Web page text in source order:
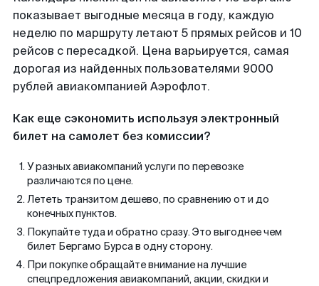
показывает выгодные месяца в году, каждую
неделю по маршруту летают 5 прямых рейсов и 10
рейсов с пересадкой. Цена варьируется, самая
дорогая из найденных пользователями 9000
рублей авиакомпанией Аэрофлот.
Как еще сэкономить используя электронный
билет на самолет без комиссии?
У разных авиакомпаний услуги по перевозке
различаются по цене.
Лететь транзитом дешево, по сравнению от и до
конечных пунктов.
Покупайте туда и обратно сразу. Это выгоднее чем
билет Бергамо Бурса в одну сторону.
При покупке обращайте внимание на лучшие
спецпредложения авиакомпаний, акции, скидки и